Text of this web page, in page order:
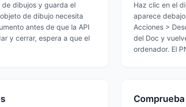
dibujos y guarda el
de dibujo necesita
antes de que la API
y cerrar, espera a que el
Haz clic en el
aparece
Acciones >
del Doc y
ordenador. El